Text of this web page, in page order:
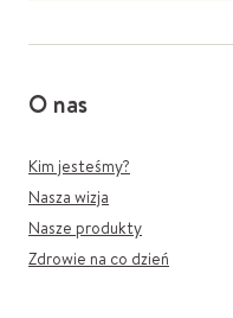
O nas
Kim jesteśmy?
Nasza wizja
Nasze produkty
Zdrowie na co dzień